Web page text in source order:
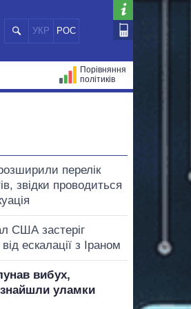
УКР РОС
Порівняння
політиків
перелік
звідки проводиться
США застеріг
ескалації з Іраном
вибух,
уламки